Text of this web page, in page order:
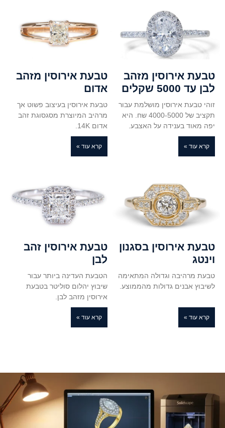
טבעת אירוסין מזהב
לבן עד 5000 שקלים
זוהי טבעת אירוסין מושלמת עבור
תקציב של 4000-5000 שח. היא
יפה מאוד בענידה על האצבע.
קרא עוד »
טבעת אירוסין מזהב
אדום
טבעת אירוסין בעיצוב פשוט אך
מרהיב המיוצרת מסגסוגת זהב
אדום 14K.
קרא עוד »
טבעת אירוסין בסגנון
וינטג
טבעת מרהיבה וגדולה המתאימה
לשיבוץ אבנים גדולות מהממוצע.
קרא עוד »
טבעת אירוסין זהב
לבן
הטבעת העדינה ביותר עבור
שיבוץ יהלום סוליטר בטבעת
אירוסין מזהב לבן.
קרא עוד »